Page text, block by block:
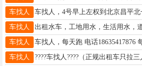
车找人
车找人 出租水车，工地用水，生活用水，
车找人
车找人